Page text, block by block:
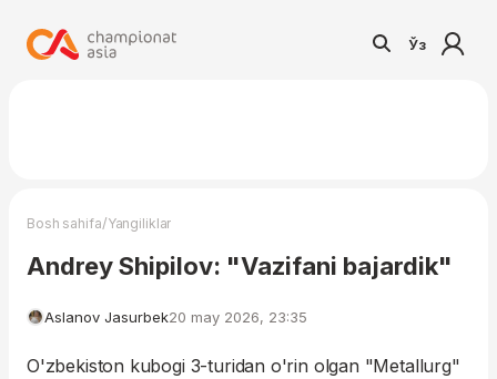
Ўз
Bosh sahifa/Yangiliklar
Andrey Shipilov: "Vazifani bajardik"
Aslanov Jasurbek20 may 2026, 23:35
O'zbekiston kubogi 3-turidan o'rin olgan "Metallurg"